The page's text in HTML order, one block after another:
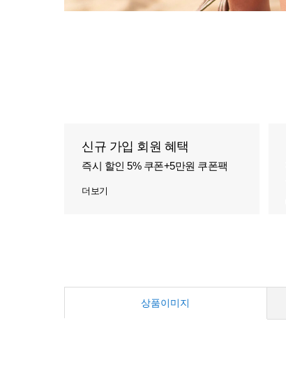
신규 가입 회원 혜택
즉시 할인 5% 쿠폰+5만원 쿠폰팩
더보기
상품이미지